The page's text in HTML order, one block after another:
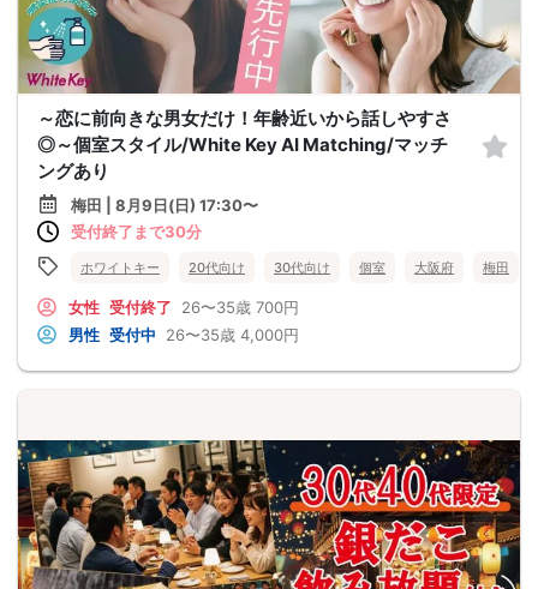
～恋に前向きな男女だけ！年齢近いから話しやすさ
◎～個室スタイル/White Key AI Matching/マッチ
ングあり
梅田 | 8月9日(日) 17:30〜
受付終了まで30分
ホワイトキー 20代向け 30代向け 個室 大阪府 梅田
女性 受付終了 26〜35歳 700円
男性 受付中 26〜35歳 4,000円